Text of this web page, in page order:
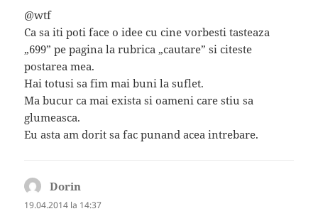
@wtf
Ca sa iti poti face o idee cu cine vorbesti tasteaza
„699” pe pagina la rubrica „cautare” si citeste
postarea mea.
Hai totusi sa fim mai buni la suflet.
Ma bucur ca mai exista si oameni care stiu sa
glumeasca.
Eu asta am dorit sa fac punand acea intrebare.
Dorin
19.04.2014 la 14:37